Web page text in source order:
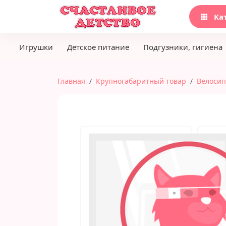
Игрушки Детское питание Подгузники, гигиена
Главная Крупногабаритный товар